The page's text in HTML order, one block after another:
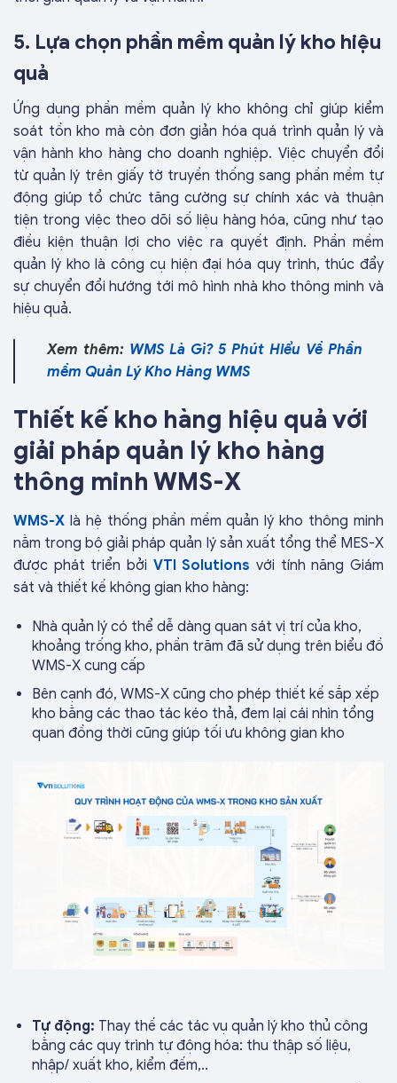
5. Lựa chọn phần mềm quản lý kho hiệu
quả
Ứng dụng phần mềm quản lý kho không chỉ giúp kiểm
soát tồn kho mà còn đơn giản hóa quá trình quản lý và
vận hành kho hàng cho doanh nghiệp. Việc chuyển đổi
từ quản lý trên giấy tờ truyền thống sang phần mềm tự
động giúp tổ chức tăng cường sự chính xác và thuận
tiện trong việc theo dõi số liệu hàng hóa, cũng như tạo
điều kiện thuận lợi cho việc ra quyết định. Phần mềm
quản lý kho là công cụ hiện đại hóa quy trình, thúc đẩy
sự chuyển đổi hướng tới mô hình nhà kho thông minh và
hiệu quả.
Xem thêm: WMS Là Gì? 5 Phút Hiểu Về Phần
mềm Quản Lý Kho Hàng WMS
Thiết kế kho hàng hiệu quả với
giải pháp quản lý kho hàng
thông minh WMS-X
WMS-X là hệ thống phần mềm quản lý kho thông minh
nằm trong bộ giải pháp quản lý sản xuất tổng thể MES-X
được phát triển bởi VTI Solutions với tính năng Giám
sát và thiết kế không gian kho hàng:
Nhà quản lý có thể dễ dàng quan sát vị trí của kho,
khoảng trống kho, phần trăm đã sử dụng trên biểu đồ
WMS-X cung cấp
Bên cạnh đó, WMS-X cũng cho phép thiết kế sắp xếp
kho bằng các thao tác kéo thả, đem lại cái nhìn tổng
quan đồng thời cũng giúp tối ưu không gian kho
Tự động: Thay thế các tác vụ quản lý kho thủ công
bằng các quy trình tự động hóa: thu thập số liệu,
nhập/ xuất kho, kiểm đếm,..